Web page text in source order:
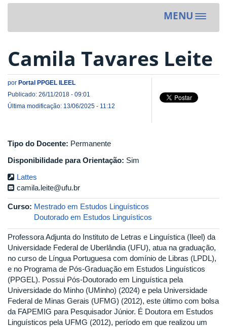
MENU
Toggle
Camila Tavares Leite
por Portal PPGEL ILEEL
Publicado: 26/11/2018 - 09:01
Última modificação: 13/06/2025 - 11:12
Tipo do Docente: Permanente
Disponibilidade para Orientação: Sim
Lattes
camila.leite@ufu.br
Curso: Mestrado em Estudos Linguísticos
Doutorado em Estudos Linguísticos
Professora Adjunta do Instituto de Letras e Linguística (Ileel) da
Universidade Federal de Uberlândia (UFU), atua na graduação,
no curso de Língua Portuguesa com domínio de Libras (LPDL),
e no Programa de Pós-Graduação em Estudos Linguísticos
(PPGEL). Possui Pós-Doutorado em Linguística pela
Universidade do Minho (UMinho) (2024) e pela Universidade
Federal de Minas Gerais (UFMG) (2012), este último com bolsa
da FAPEMIG para Pesquisador Júnior. É Doutora em Estudos
Linguísticos pela UFMG (2012), período em que realizou um